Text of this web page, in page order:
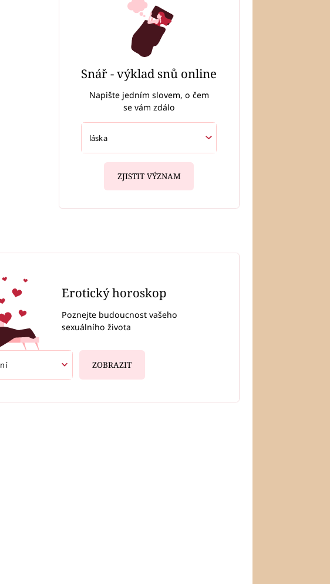
Snář - výklad snů online
Napište jedním slovem, o čem
se vám zdálo
ZJISTIT VÝZNAM
Erotický horoskop
Poznejte budoucnost vašeho
sexuálního života
ZOBRAZIT